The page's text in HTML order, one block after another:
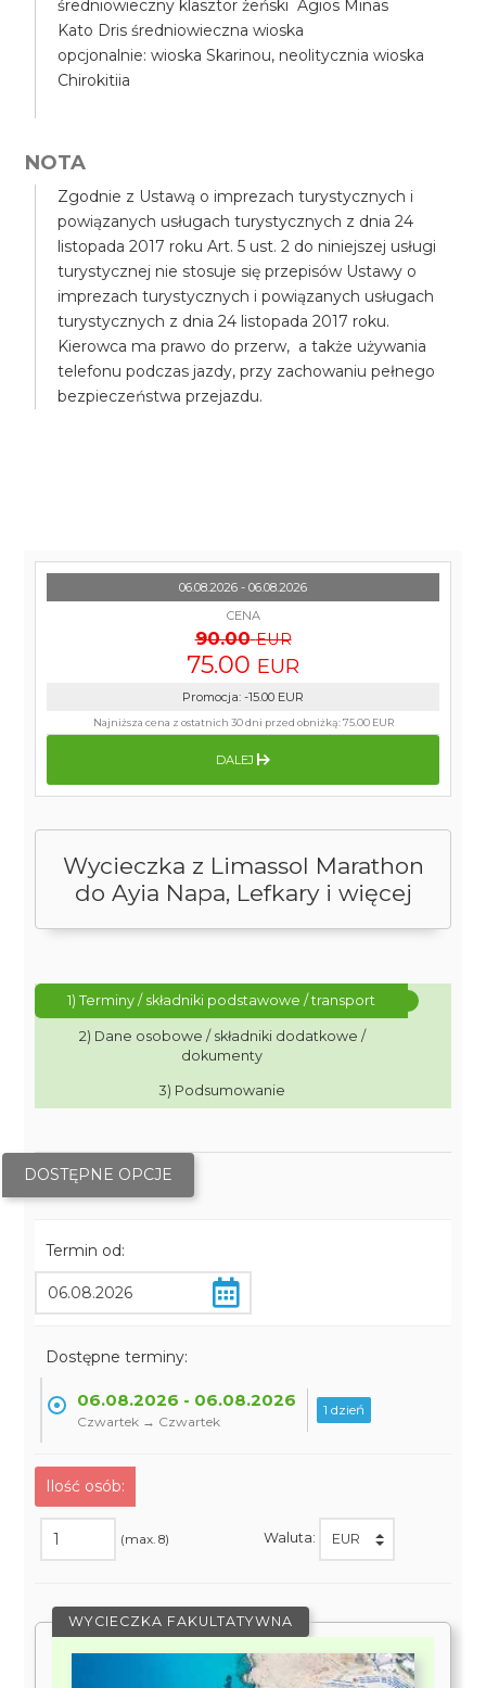
średniowieczny klasztor żeński Agios Minas
Kato Dris średniowieczna wioska
opcjonalnie: wioska Skarinou, neolitycznia wioska
Chirokitiia
NOTA
Zgodnie z Ustawą o imprezach turystycznych i
powiązanych usługach turystycznych z dnia 24
listopada 2017 roku Art. 5 ust. 2 do niniejszej usługi
turystycznej nie stosuje się przepisów Ustawy o
imprezach turystycznych i powiązanych usługach
turystycznych z dnia 24 listopada 2017 roku.
Kierowca ma prawo do przerw, a także używania
telefonu podczas jazdy, przy zachowaniu pełnego
bezpieczeństwa przejazdu.
Wycieczka z Limassol Marathon
do Ayia Napa, Lefkary i więcej
1) Terminy / składniki podstawowe / transport
2) Dane osobowe / składniki dodatkowe /
dokumenty
3) Podsumowanie
DOSTĘPNE OPCJE
Termin od:
Dostępne terminy:
06.08.2026 - 06.08.2026
Czwartek → Czwartek
1 dzień
Ilość osób:
(max. 8) Waluta:
WYCIECZKA FAKULTATYWNA
06.08.2026 - 06.08.2026
CENA
90.00 EUR
75.00 EUR
Promocja: -15.00 EUR
Najniższa cena z ostatnich 30 dni przed obniżką:75.00 EUR
DALEJ